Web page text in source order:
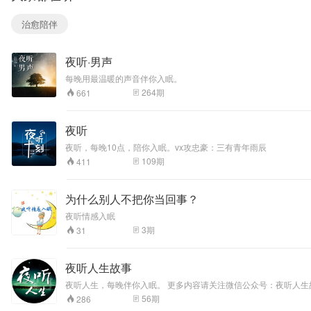
治愈陪伴
夜听·男声
每晚用最温暖的声音伴你入眠。
661
264期
夜听
夜听，每晚10点，陪你入眠。vx攻忠豪：三有青年雨辰
411
109期
为什么别人不把你当回事？
夜听情感入眠
31
3期
夜听人生故事
夜听人生，每晚伴你入眠。 更多内容请关注微信公众号：夜听人
286
56期